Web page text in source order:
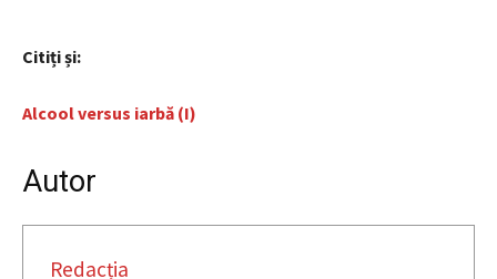
Citiți și:
Alcool versus iarbă (I)
Autor
Redacția